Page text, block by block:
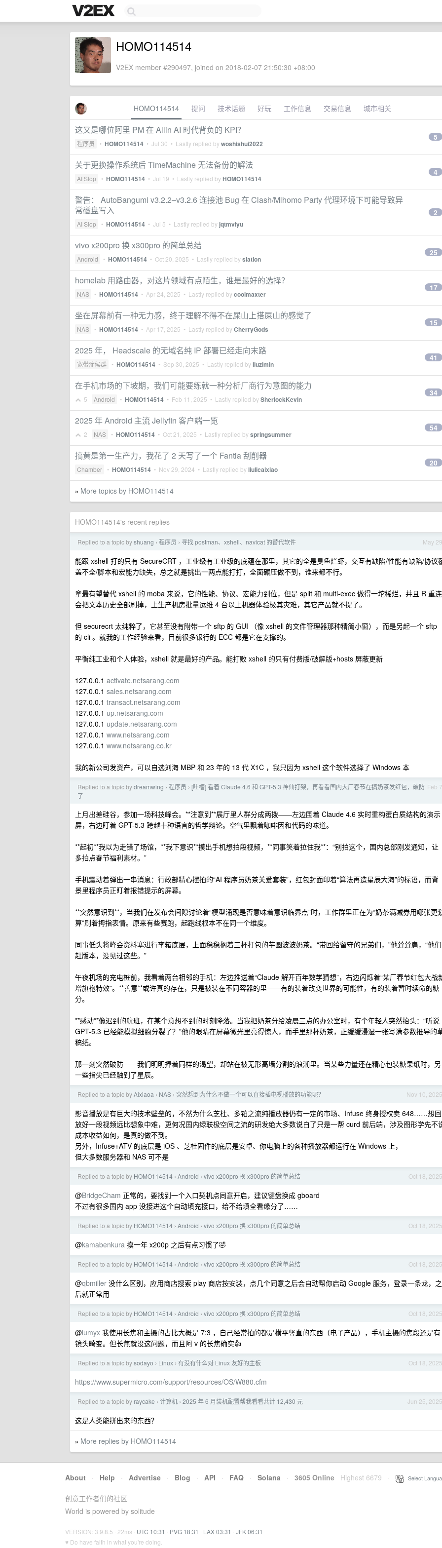
HOMO114514
V2EX member #290497, joined on 2018-02-07 21:50:30 +08:00
HOMO114514 提问 技术话题 好玩 工作信息 交易信息 城市相关
这又是哪位阿里 PM 在 Allin AI 时代背负的 KPI？
程序员 • HOMO114514 • Jul 30 • Lastly replied bywoshishui2022
5
关于更换操作系统后 TimeMachine 无法备份的解法
AI Slop • HOMO114514 • Jul 19 • Lastly replied byHOMO114514
4
警告： AutoBangumi v3.2.2–v3.2.6 连接池 Bug 在 Clash/Mihomo Party 代理环境下可能导致异
常磁盘写入
AI Slop • HOMO114514 • Jul 5 • Lastly replied by jqtmviyu
2
vivo x200pro 换 x300pro 的简单总结
Android • HOMO114514 • Oct 20, 2025 • Lastly replied byslation
25
homelab 用路由器，对这片领域有点陌生，谁是最好的选择？
NAS • HOMO114514 • Apr 24, 2025 • Lastly replied bycoolmaxter
17
坐在屏幕前有一种无力感，终于理解不得不在屎山上搭屎山的感觉了
NAS • HOMO114514 • Apr 17, 2025 • Lastly replied byCherryGods
15
2025 年， Headscale 的无域名纯 IP 部署已经走向末路
宽带症候群 • HOMO114514 • Sep 30, 2025 • Lastly replied byliuzimin
41
在手机市场的下坡期，我们可能要练就一种分析厂商行为意图的能力
5 Android • HOMO114514 • Feb 11, 2025 • Lastly replied bySherlockKevin
34
2025 年 Android 主流 Jellyfin 客户端一览
2 NAS • HOMO114514 • Oct 21, 2025 • Lastly replied byspringsummer
54
搞黄是第一生产力，我花了 2 天写了一个 Fantia 刮削器
Chamber • HOMO114514 • Nov 29, 2024 • Lastly replied byliulicaixiao
20
» More topics by HOMO114514
HOMO114514's recent replies
May 29
Replied to a topic byshuang › 程序员 › 寻找 postman、xshell、navicat 的替代软件
能跟 xshell 打的只有 SecureCRT ，工业级有工业级的底蕴在那里，其它的全是臭鱼烂虾，交互有缺陷/性能有缺陷/协议
盖不全/脚本和宏能力缺失，总之就是挑出一两点能打打，全面碾压做不到，谁来都不行。
拿最有望替代 xshell 的 moba 来说，它的性能、协议、宏能力到位，但是 split 和 multi-exec 做得一坨稀烂，并且 R 重连
会把文本历史全部刷掉，上生产机房批量运维 4 台以上机器体验极其灾难，其它产品就不提了。
但 securecrt 太纯粹了，它甚至没有附带一个 sftp 的 GUI （像 xshell 的文件管理器那种精简小窗），而是另起一个 sftp
的 cli 。就我的工作经验来看，目前很多银行的 ECC 都是它在支撑的。
平衡纯工业和个人体验，xshell 就是最好的产品。能打败 xshell 的只有付费版/破解版+hosts 屏蔽更新
127.0.0.1 activate.netsarang.com
127.0.0.1 sales.netsarang.com
127.0.0.1 transact.netsarang.com
127.0.0.1 up.netsarang.com
127.0.0.1 update.netsarang.com
127.0.0.1 www.netsarang.com
127.0.0.1 www.netsarang.co.kr
我的新公司发资产，可以自选刘海 MBP 和 23 年的 13 代 X1C ，我只因为 xshell 这个软件选择了 Windows 本
Feb 7
Replied to a topic bydreamwing › 程序员 › [吐槽] 看着 Claude 4.6 和 GPT-5.3 神仙打架，再看看国内大厂春节在搞奶茶发红包，破防
了
上月出差硅谷，参加一场科技峰会。**注意到**展厅里人群分成两拨——左边围着 Claude 4.6 实时重构蛋白质结构的演示
屏，右边盯着 GPT-5.3 跨越十种语言的哲学辩论。空气里飘着咖啡因和代码的味道。
**起初**我以为走错了场馆，**我下意识**摸出手机想拍段视频，**同事笑着拉住我**：“别拍这个，国内总部刚发通知，让
多拍点春节福利素材。”
手机震动着弹出一串消息：行政部精心摆拍的“AI 程序员奶茶关爱套装”，红包封面印着“算法再造星辰大海”的标语，而背
景里程序员正盯着报错提示的屏幕。
**突然意识到**，当我们在发布会间隙讨论着“模型涌现是否意味着意识临界点”时，工作群里正在为“奶茶满减券用哪张更
算”刷着拇指表情。原来有些赛跑，起跑线根本不在同一个维度。
同事低头将峰会资料塞进行李箱底层，上面稳稳搁着三杯打包的芋圆波波奶茶。“带回给留守的兄弟们，”他耸耸肩，“他们
赶版本，没见过这些。”
午夜机场的充电桩前，我看着两台相邻的手机：左边推送着“Claude 解开百年数学猜想”，右边闪烁着“某厂春节红包大战
增旗袍特效”。**善意**或许真的存在，只是被装在不同容器的里——有的装着改变世界的可能性，有的装着暂时续命的糖
分。
**感动**像迟到的航班，在某个意想不到的时刻降落。当我把奶茶分给凌晨三点的办公室时，有个年轻人突然抬头：“听说
GPT-5.3 已经能模拟细胞分裂了？”他的眼睛在屏幕微光里亮得惊人，而手里那杯奶茶，正缓缓浸湿一张写满参数推导的
稿纸。
那一刻突然破防——我们明明捧着同样的渴望，却站在被无形高墙分割的浪潮里。当某些力量还在精心包装糖果纸时，另
一些指尖已经触到了星辰。
Nov 10, 2025
Replied to a topic byAixiaoa › NAS › 突然想到为什么不做一个可以直接插电视播放的功能呢？
影音播放是有巨大的技术壁垒的，不然为什么芝杜、多铂之流纯播放器仍有一定的市场、Infuse 终身授权卖 648……想回
放好一段视频远比想象中难，更何况国内绿联极空间之流的研发绝大多数说白了只是一帮 curd 前后端，涉及图形学先不
成本收益如何，是真的做不到。
另外，Infuse+ATV 的底层是 iOS 、芝杜固件的底层是安卓、你电脑上的各种播放器都运行在 Windows 上，
但大多数服务器和 NAS 可不是
Oct 18, 2025
Replied to a topic by HOMO114514 › Android › vivo x200pro 换 x300pro 的简单总结
@BridgeCham 正常的，要找到一个入口契机点同意开启，建议键盘换成 gboard
不过有很多国内 app 没接进这个自动填充接口，给不给填全看缘分了……
Oct 18, 2025
Replied to a topic by HOMO114514 › Android › vivo x200pro 换 x300pro 的简单总结
@kamabenkura 摸一年 x200p 之后有点习惯了🤣
Oct 18, 2025
Replied to a topic by HOMO114514 › Android › vivo x200pro 换 x300pro 的简单总结
@qbmiller 没什么区别，应用商店搜索 play 商店按安装，点几个同意之后会自动帮你启动 Google 服务，登录一条龙，之
后就正常用
Oct 18, 2025
Replied to a topic by HOMO114514 › Android › vivo x200pro 换 x300pro 的简单总结
@lumyx 我使用长焦和主摄的占比大概是 7:3 ，自己经常拍的都是横平竖直的东西（电子产品），手机主摄的焦段还是有
镜头畸变。但长焦就没这问题，而且阿 v 的长焦确实👍
Oct 18, 2025
Replied to a topic bysodayo › Linux › 有没有什么对 Linux 友好的主板
https://www.supermicro.com/support/resources/OS/W880.cfm
Jun 25, 2025
Replied to a topic by raycake › 计算机 › 2025 年 6 月装机配置帮我看看共计 12,430 元
这是人类能拼出来的东西？
» More replies by HOMO114514
About · Help · Advertise · Blog · API · FAQ · Solana · 3605 Online Highest 6679 Select
创意工作者们的社区
World is powered by solitude
VERSION: 3.9.8.5 · 22ms · UTC 10:31 · PVG 18:31 · LAX 03:31 · JFK 06:31
♥ Do have faith in what you're doing.